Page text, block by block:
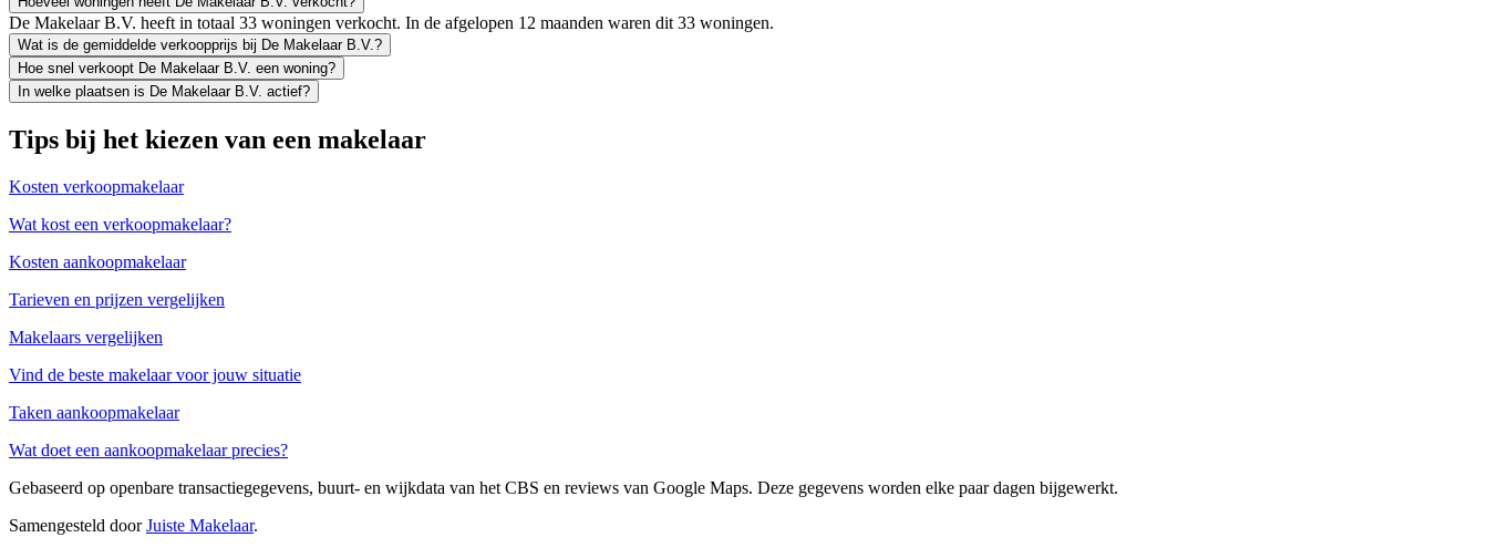
De Makelaar B.V. heeft in totaal 33 woningen verkocht. In de afgelopen 12 maanden waren dit 33 woningen.
Wat is de gemiddelde verkoopprijs bij De Makelaar B.V.?
Hoe snel verkoopt De Makelaar B.V. een woning?
In welke plaatsen is De Makelaar B.V. actief?
Tips bij het kiezen van een makelaar
Kosten verkoopmakelaar
Wat kost een verkoopmakelaar?
Kosten aankoopmakelaar
Tarieven en prijzen vergelijken
Makelaars vergelijken
Vind de beste makelaar voor jouw situatie
Taken aankoopmakelaar
Wat doet een aankoopmakelaar precies?
Gebaseerd op openbare transactiegegevens, buurt- en wijkdata van het CBS en reviews van Google Maps. Deze gegevens worden elke paar dagen bijgewerkt.
Samengesteld doorJuiste Makelaar.